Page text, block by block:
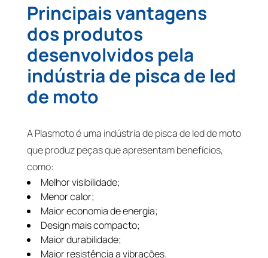
Principais vantagens
dos produtos
desenvolvidos pela
indústria de pisca de led
de moto
A Plasmoto é uma indústria de pisca de led de moto
que produz peças que apresentam benefícios,
como:
Melhor visibilidade;
Menor calor;
Maior economia de energia;
Design mais compacto;
Maior durabilidade;
Maior resistência a vibrações.